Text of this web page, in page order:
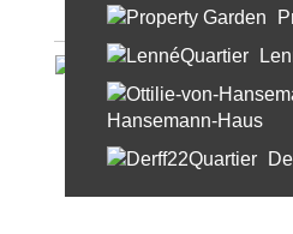
Hansemann-Haus